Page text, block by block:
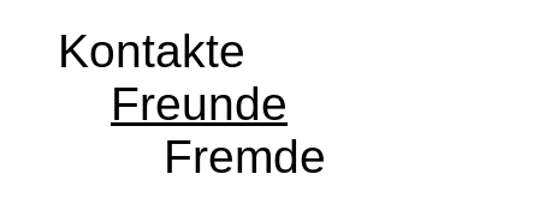
Kontakte
Freunde
Fremde